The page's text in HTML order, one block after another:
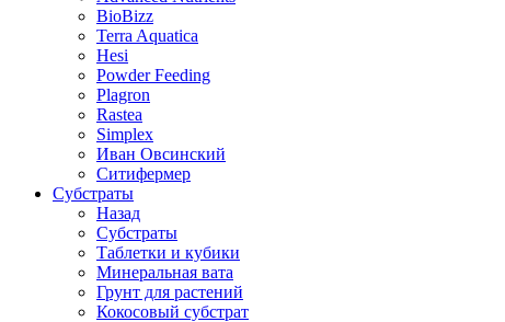
BioBizz
Terra Aquatica
Hesi
Powder Feeding
Plagron
Rastea
Simplex
Иван Овсинский
Ситифермер
Субстраты
Назад
Субстраты
Таблетки и кубики
Минеральная вата
Грунт для растений
Кокосовый субстрат